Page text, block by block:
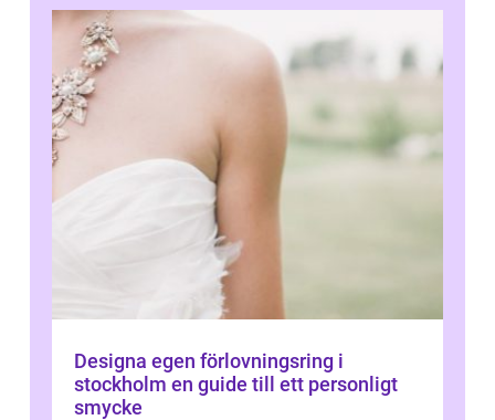
Designa egen förlovningsring i
stockholm en guide till ett personligt
smycke